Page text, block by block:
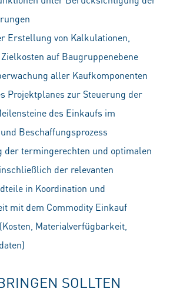
Erstellung von Kalkulationen,
auf Baugruppenebene
aller Kaufkomponenten
Projektplanes zur Steuerung der
des Einkaufs im
Beschaffungsprozess
der termingerechten und optimalen
der relevanten
in Koordination und
mit dem Commodity Einkauf
Materialverfügbarkeit,
SOLLTEN